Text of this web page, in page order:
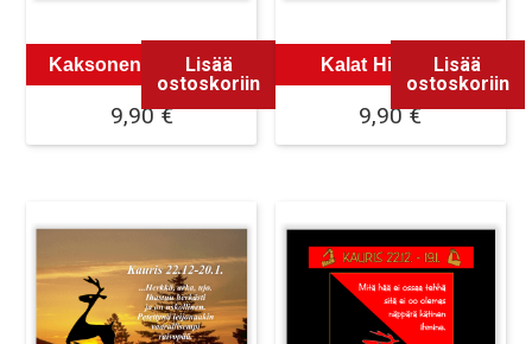
Kaksonen Hiirimatto
9,90€
Lisää
ostoskoriin
Kalat Hiirimatto
9,90€
Lisää
ostoskoriin